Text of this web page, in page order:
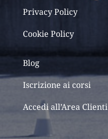
Privacy Policy
Cookie Policy
Blog
Iscrizione ai corsi
Accedi all’Area Clienti